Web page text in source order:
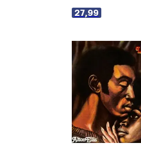
27,99